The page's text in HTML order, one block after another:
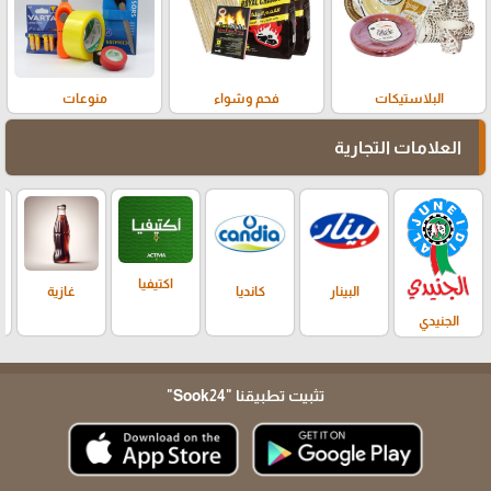
البلاستيكات فحم وشواء منوعات
العلامات التجارية
الجنيدي
البينار كانديا
اكتيفيا
غازية
تثبيت تطبيقنا "Sook24"